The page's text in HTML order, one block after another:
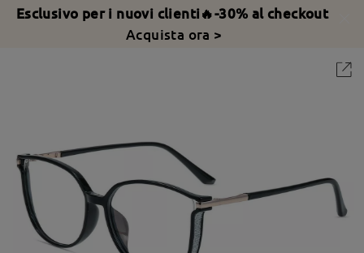
Esclusivo per i nuovi clienti🔥-30% al checkout
Acquista ora >